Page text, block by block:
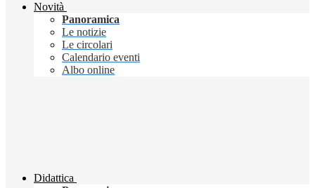
Novità
Panoramica
Le notizie
Le circolari
Calendario eventi
Albo online
Didattica